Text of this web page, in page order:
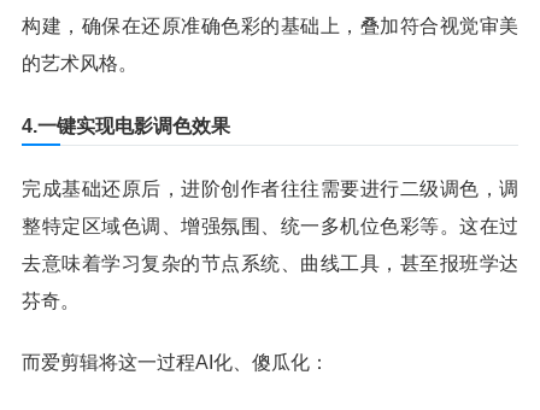
构建，确保在还原准确色彩的基础上，叠加符合视觉审美
的艺术风格。
4.一键实现电影调色效果
完成基础还原后，进阶创作者往往需要进行二级调色，调
整特定区域色调、增强氛围、统一多机位色彩等。这在过
去意味着学习复杂的节点系统、曲线工具，甚至报班学达
芬奇。
而爱剪辑将这一过程AI化、傻瓜化：